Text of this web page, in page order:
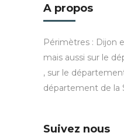
A propos
Périmètres : Dijon
mais aussi sur le
, sur le
département de la
Suivez nous